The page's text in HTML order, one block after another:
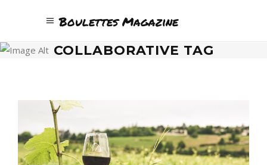
Boulettes Magazine
COLLABORATIVE TAG